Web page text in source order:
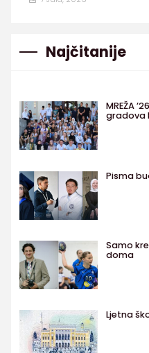
Najčitanije
MREŽA
gradova
Pisma
Samo
doma
Ljetna